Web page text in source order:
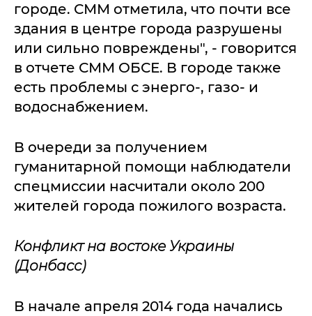
городе. СММ отметила, что почти все
здания в центре города разрушены
или сильно повреждены", - говорится
в отчете СММ ОБСЕ. В городе также
есть проблемы с энерго-, газо- и
водоснабжением.
В очереди за получением
гуманитарной помощи наблюдатели
спецмиссии насчитали около 200
жителей города пожилого возраста.
Конфликт на востоке Украины
(Донбасс)
В начале апреля 2014 года начались